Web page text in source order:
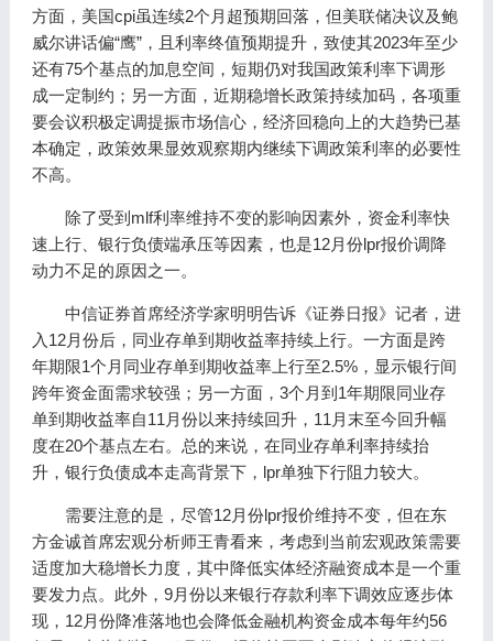
方面，美国cpi虽连续2个月超预期回落，但美联储决议及鲍
威尔讲话偏“鹰”，且利率终值预期提升，致使其2023年至少
还有75个基点的加息空间，短期仍对我国政策利率下调形
成一定制约；另一方面，近期稳增长政策持续加码，各项重
要会议积极定调提振市场信心，经济回稳向上的大趋势已基
本确定，政策效果显效观察期内继续下调政策利率的必要性
不高。
除了受到mlf利率维持不变的影响因素外，资金利率快
速上行、银行负债端承压等因素，也是12月份lpr报价调降
动力不足的原因之一。
中信证券首席经济学家明明告诉《证券日报》记者，进
入12月份后，同业存单到期收益率持续上行。一方面是跨
年期限1个月同业存单到期收益率上行至2.5%，显示银行间
跨年资金面需求较强；另一方面，3个月到1年期限同业存
单到期收益率自11月份以来持续回升，11月末至今回升幅
度在20个基点左右。总的来说，在同业存单利率持续抬
升，银行负债成本走高背景下，lpr单独下行阻力较大。
需要注意的是，尽管12月份lpr报价维持不变，但在东
方金诚首席宏观分析师王青看来，考虑到当前宏观政策需要
适度加大稳增长力度，其中降低实体经济融资成本是一个重
要发力点。此外，9月份以来银行存款利率下调效应逐步体
现，12月份降准落地也会降低金融机构资金成本每年约56